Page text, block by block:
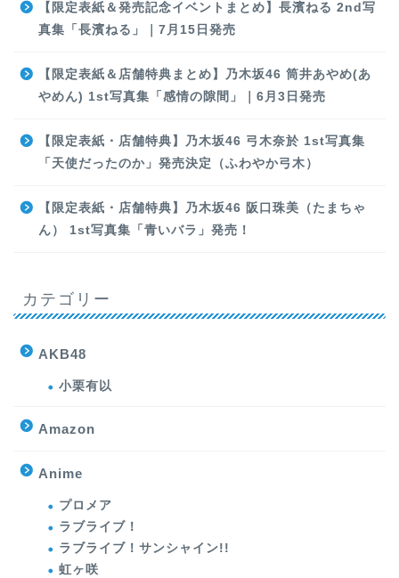
【限定表紙＆発売記念イベントまとめ】長濱ねる 2nd写
真集「長濱ねる」｜7月15日発売
【限定表紙＆店舗特典まとめ】乃木坂46 筒井あやめ(あ
やめん) 1st写真集「感情の隙間」｜6月3日発売
【限定表紙・店舗特典】乃木坂46 弓木奈於 1st写真集
「天使だったのか」発売決定（ふわやか弓木）
【限定表紙・店舗特典】乃木坂46 阪口珠美（たまちゃ
ん） 1st写真集「青いバラ」発売！
カテゴリー
AKB48
小栗有以
Amazon
Anime
プロメア
ラブライブ！
ラブライブ！サンシャイン!!
虹ヶ咲